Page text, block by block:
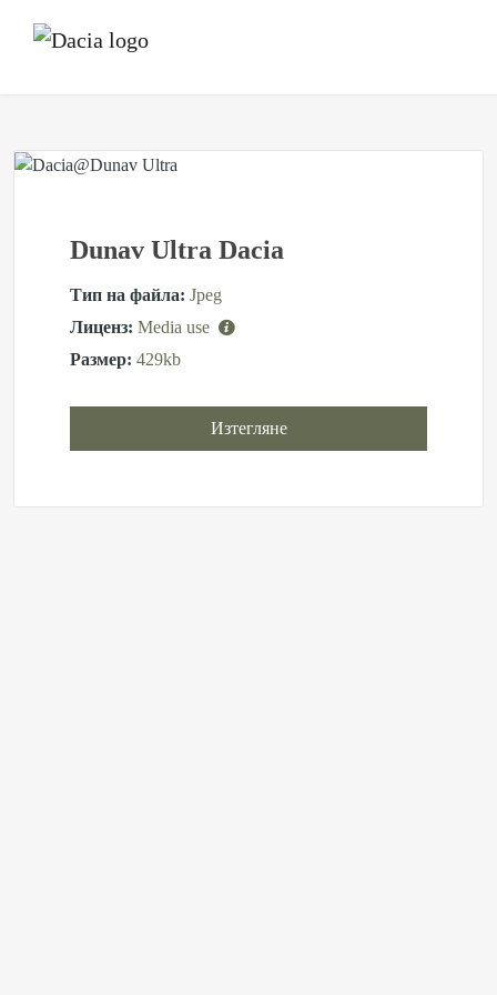
Dunav Ultra Dacia
Тип на файла: Jpeg
Лиценз: Media use
Размер: 429kb
Изтегляне